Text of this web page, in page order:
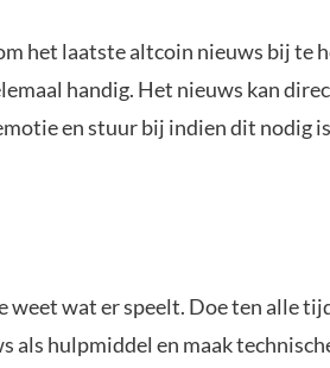
het laatste altcoin nieuws bij te
handig. Het nieuws kan
en stuur bij indien dit nodig
wat er speelt. Doe ten alle
hulpmiddel en maak